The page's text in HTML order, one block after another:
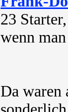
23
wenn
Da waren